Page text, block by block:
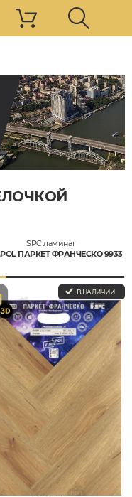
SPC ламинат
ПАРКЕТ ФРАНЧЕСКО 9933
В НАЛИЧИИ